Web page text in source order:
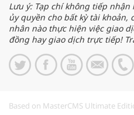
Lưu ý: Tạp chí không tiếp
ủy quyền cho bất kỳ tài khoản,
nhân nào thực hiện việc giao
đồng hay giao dịch trực tiếp!
Based on MasterCMS Ultimate